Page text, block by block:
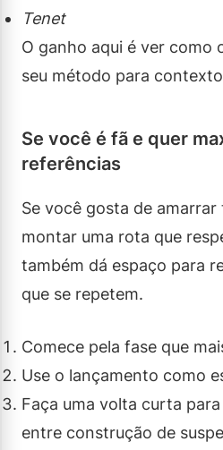
Tenet
O ganho aqui é ver como
seu método para
Se você é fã e quer
referências
Se você gosta de
montar uma rota que
também dá espaço para
que se repetem.
Comece pela fase que
Use o lançamento como
Faça uma volta curta
entre construção de